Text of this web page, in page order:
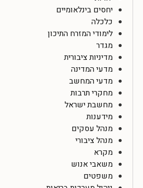
יחסים בינלאומיים
כלכלה
לימודי המזרח התיכון
מגדר
מדיניות ציבורית
מדעי המדינה
מדעי המחשב
מחקרי תרבות
מחשבת ישראל
מידענות
מנהל עסקים
מנהל ציבורי
מקרא
משאבי אנוש
משפטים